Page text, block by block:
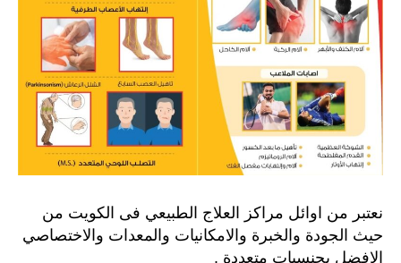
نعتبر من اوائل مراكز العلاج الطبيعي فى الكويت من
حيث الجودة والخبرة والامكانيات والمعدات والاختصاصي
الافضل بجنسيات متعددة .